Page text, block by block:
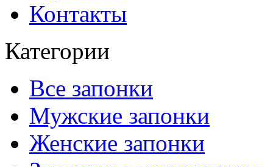
Контакты
Категории
Все запонки
Мужские запонки
Женские запонки